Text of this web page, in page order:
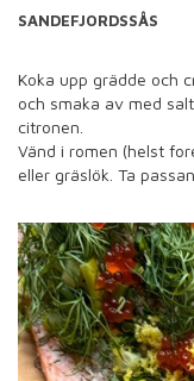
SANDEFJORDSSÅS
Koka upp grädde och
och smaka av med
citronen.
Vänd i romen (helst
eller gräslök. Ta